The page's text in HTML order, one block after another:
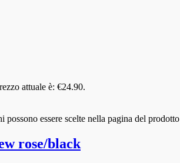
attuale è: €24.90.
essere scelte nella pagina del prodotto
rose/black